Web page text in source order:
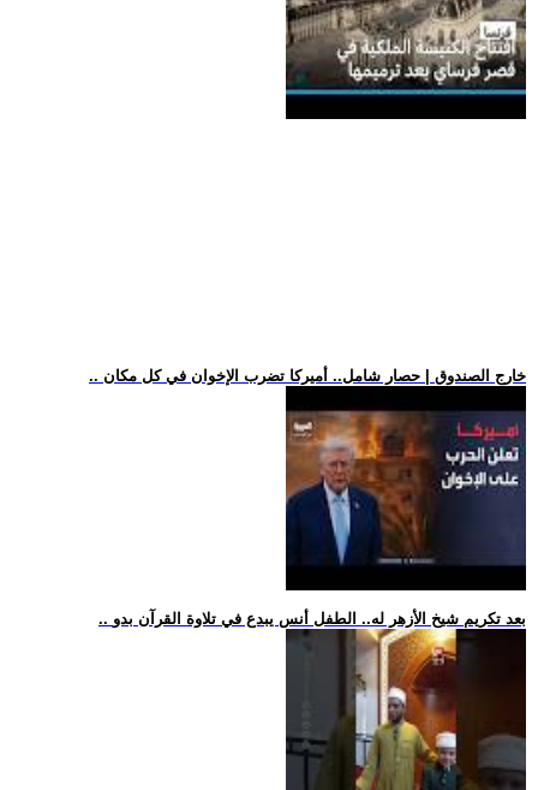
.. خارج الصندوق | حصار شامل.. أميركا تضرب الإخوان في كل مكان
.. بعد تكريم شيخ الأزهر له.. الطفل أنس يبدع في تلاوة القرآن بدو